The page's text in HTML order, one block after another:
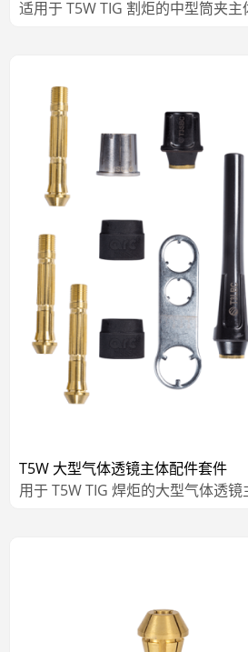
适用于 T5W TIG 割炬的中型筒夹
T5W 大型气体透镜主体配件套件
用于 T5W TIG 焊炬的大型气体透